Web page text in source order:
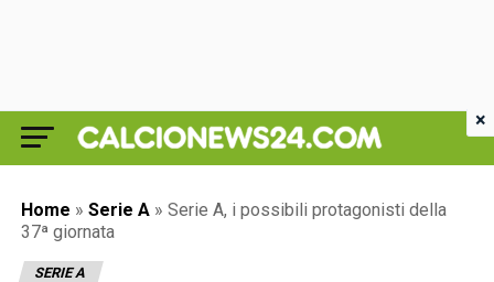
Home » Serie A » Serie A, i possibili protagonisti della
37ª giornata
SERIE A
×